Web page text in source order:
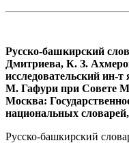
Русско-башкирский
Дмитриева, К. З.
исследовательский ин-
М. Гафури при Совете
Москва:
национальных
Русско-башкирский